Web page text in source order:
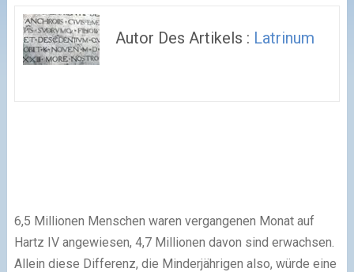
Autor Des Artikels : Latrinum
6,5 Millionen Menschen waren vergangenen Monat auf
Hartz IV angewiesen, 4,7 Millionen davon sind erwachsen.
Allein diese Differenz, die Minderjährigen also, würde eine